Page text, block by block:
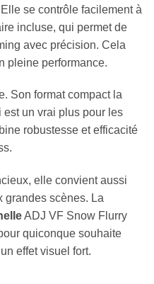
se contrôle facilement à
incluse, qui permet de
avec précision. Cela
pleine performance.
Son format compact la
est un vrai plus pour les
robustesse et efficacité
elle convient aussi
grandes scènes. La
ADJ VF Snow Flurry
quiconque souhaite
effet visuel fort.